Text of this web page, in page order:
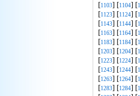
[1103] [1104] [
[1123] [1124] [
[1143] [1144] [
[1163] [1164] [
[1183] [1184] [
[1203] [1204] [
[1223] [1224] [
[1243] [1244] [
[1263] [1264] [
[1283] [1284] [